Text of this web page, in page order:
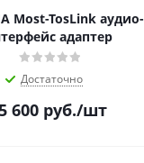
Most-TosLink аудио-
адаптер
Достаточно
600 руб./шт